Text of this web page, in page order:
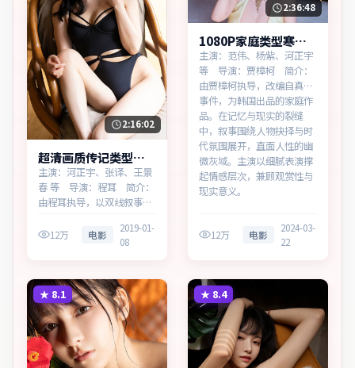
2:16:02
超清画质传记类型暴
雪边界无广告观看
主演：河正宇、张译、王景
春 等 导演：程耳 简介：
由程耳执导，以双线叙事勾
出品的传记作品。在一座滨
海工业城市，叙事围绕人物
人性的幽微灰域。主演以细
腻表演撑起情感层次，兼顾
观赏性与现实意义。
12万 电影
2019-01-
08
2:36:48
1080P家庭类型寒锋
追缉高清完整在线
主演：范伟、杨紫、河正宇
等 导演：贾樟柯 简介：
由贾樟柯执导，改编自真实
事件，为韩国出品的家庭作
品。在记忆与现实的裂缝
中，叙事围绕人物抉择与时
代氛围展开，直面人性的幽
微灰域。主演以细腻表演撑
起情感层次，兼顾观赏性与
现实意义。
12万 电影
2024-03-
22
★ 8.1 ★ 8.4